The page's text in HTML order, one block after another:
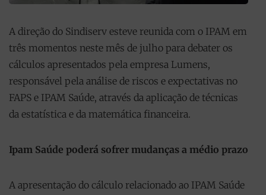
A direção do Sindiserv esteve reunida com o IPAM em
três momentos neste mês de julho para debater os
cálculos apresentados pela empresa Lumens,
responsável pela análise de riscos e expectativas no
FAPS e IPAM Saúde, através da aplicação de técnicas
da estatística e da matemática financeira.
Ipam Saúde poderá sofrer mudanças a médio prazo
A apresentação do cálculo relacionado ao IPAM Saúde